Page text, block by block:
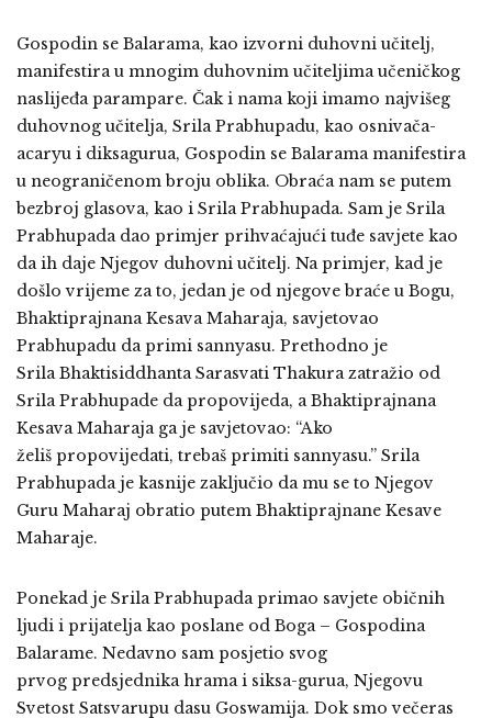
Gospodin se Balarama, kao izvorni duhovni učitelj,
manifestira u mnogim duhovnim učiteljima učeničkog
naslijeđa parampare. Čak i nama koji imamo najvišeg
duhovnog učitelja, Srila Prabhupadu, kao osnivača-
acaryu i diksagurua, Gospodin se Balarama manifestira
u neograničenom broju oblika. Obraća nam se putem
bezbroj glasova, kao i Srila Prabhupada. Sam je Srila
Prabhupada dao primjer prihvaćajući tuđe savjete kao
da ih daje Njegov duhovni učitelj. Na primjer, kad je
došlo vrijeme za to, jedan je od njegove braće u Bogu,
Bhaktiprajnana Kesava Maharaja, savjetovao
Prabhupadu da primi sannyasu. Prethodno je
Srila Bhaktisiddhanta Sarasvati Thakura zatražio od
Srila Prabhupade da propovijeda, a Bhaktiprajnana
Kesava Maharaja ga je savjetovao: “Ako
želiš propovijedati, trebaš primiti sannyasu.” Srila
Prabhupada je kasnije zaključio da mu se to Njegov
Guru Maharaj obratio putem Bhaktiprajnane Kesave
Maharaje.
Ponekad je Srila Prabhupada primao savjete običnih
ljudi i prijatelja kao poslane od Boga – Gospodina
Balarame. Nedavno sam posjetio svog
prvog predsjednika hrama i siksa-gurua, Njegovu
Svetost Satsvarupu dasu Goswamija. Dok smo večeras